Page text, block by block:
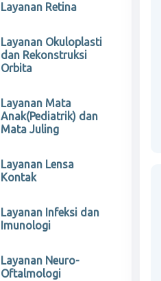
Layanan Retina
Layanan Okuloplasti
dan Rekonstruksi
Orbita
Layanan Mata
Anak(Pediatrik) dan
Mata Juling
Layanan Lensa
Kontak
Layanan Infeksi dan
Imunologi
Layanan Neuro-
Oftalmologi